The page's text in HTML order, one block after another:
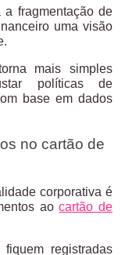
a fragmentação de
uma visão
mais simples
políticas de
base em dados
no cartão de
corporativa é
aocartão de
registradas